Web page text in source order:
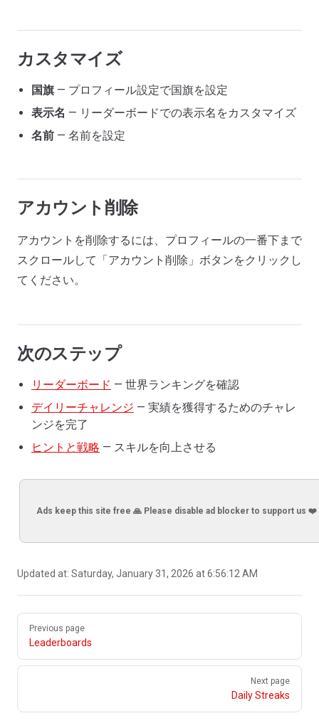
カスタマイズ
国旗 — プロフィール設定で国旗を設定
表示名 — リーダーボードでの表示名をカスタマイズ
名前 — 名前を設定
アカウント削除
アカウントを削除するには、プロフィールの一番下まで
スクロールして「アカウント削除」ボタンをクリックし
てください。
次のステップ
リーダーボード — 世界ランキングを確認
デイリーチャレンジ — 実績を獲得するためのチャレ
ンジを完了
ヒントと戦略 — スキルを向上させる
Ads keep this site free 🙏 Please disable ad blocker to support us ❤️
Updated at: Saturday, January 31, 2026 at 6:56:12 AM
Pager
Previous page
Leaderboards
Next page
Daily Streaks